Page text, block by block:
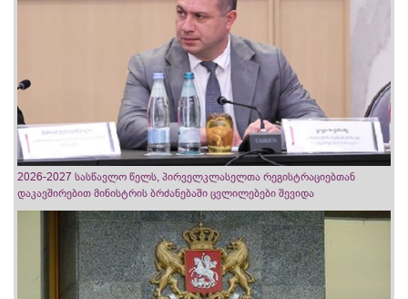
2026-2027 სასწავლო წელს, პირველკლასელთა რეგისტრაციებთან
დაკავშირებით მინისტრის ბრძანებაში ცვლილებები შევიდა